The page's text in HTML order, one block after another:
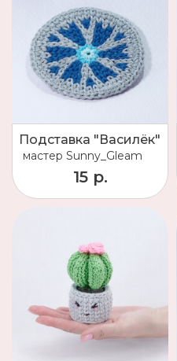
Подставка "Василёк"
мастер Sunny_Gleam
15 р.